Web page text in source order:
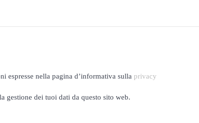
espresse nella pagina d’informativa sulla privacy
gestione dei tuoi dati da questo sito web.